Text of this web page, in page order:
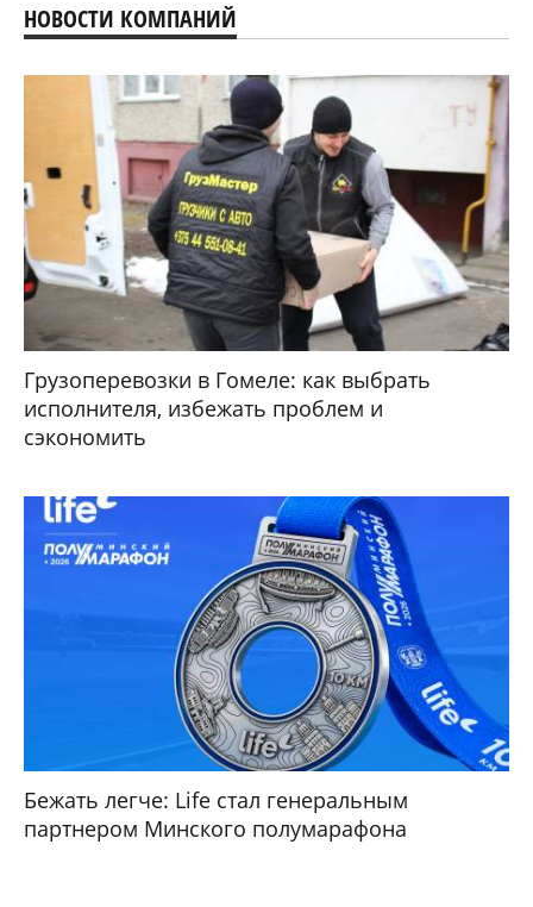
НОВОСТИ КОМПАНИЙ
Грузоперевозки в Гомеле: как выбрать
исполнителя, избежать проблем и
сэкономить
Бежать легче: Life стал генеральным
партнером Минского полумарафона